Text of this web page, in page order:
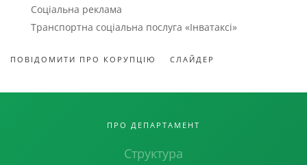
Соціальна реклама
Транспортна соціальна послуга «Інватаксі»
ПОВІДОМИТИ ПРО КОРУПЦІЮ СЛАЙДЕР
ПРО ДЕПАРТАМЕНТ
Структура